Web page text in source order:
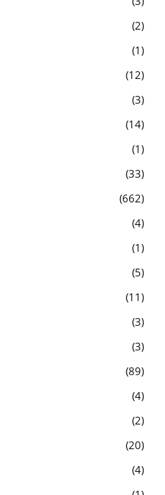
2
1
12
3
14
1
33
662
4
1
5
11
3
3
89
4
2
20
4